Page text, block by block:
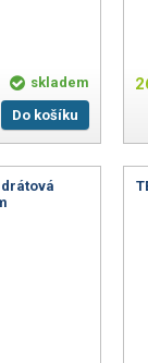
skladem
Do košíku